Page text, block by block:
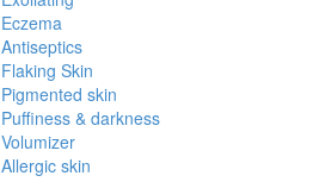
Eczema
Antiseptics
Flaking Skin
Pigmented skin
Puffiness & darkness
Volumizer
Allergic skin